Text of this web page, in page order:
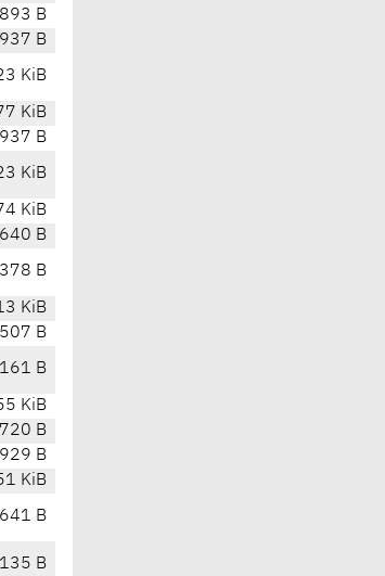
B
B
KiB
KiB
B
KiB
KiB
B
B
KiB
B
B
KiB
B
B
KiB
B
B